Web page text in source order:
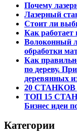
Почему
Лазерный
Стоит ли
Как работает
Волоконный
обработки
Как
по дереву.
деревянных
20
ТОП 15
Бизнес идеи
Категории